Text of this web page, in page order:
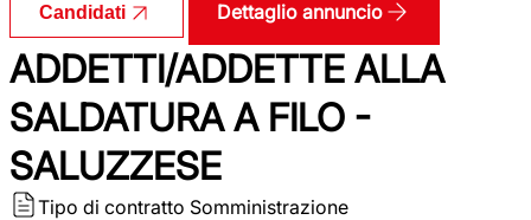
Candidati Dettaglio annuncio
ADDETTI/ADDETTE ALLA
SALDATURA A FILO -
SALUZZESE
Tipo di contratto Somministrazione